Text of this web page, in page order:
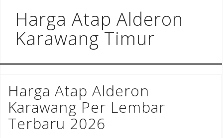
Harga Atap Alderon
Karawang Timur
Harga Atap Alderon
Karawang Per Lembar
Terbaru 2026